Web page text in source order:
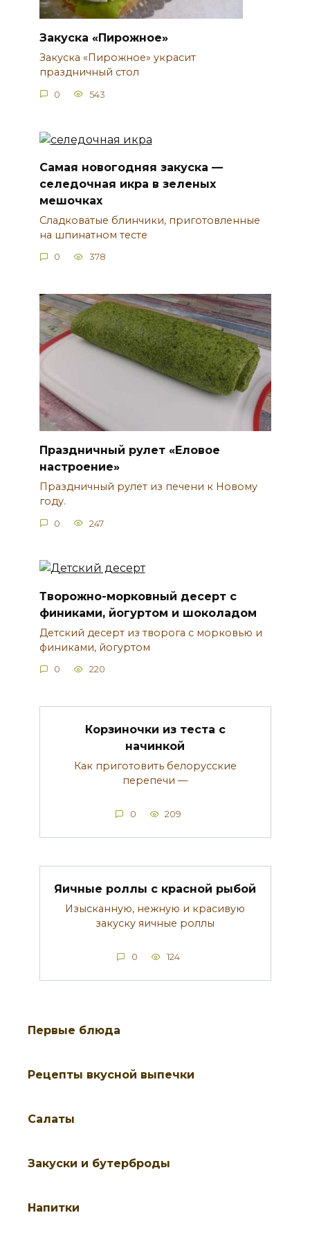
Закуска «Пирожное»
Закуска «Пирожное» украсит
праздничный стол
0 543
Самая новогодняя закуска —
селедочная икра в зеленых
мешочках
Сладковатые блинчики, приготовленные
на шпинатном тесте
0 378
Праздничный рулет «Еловое
настроение»
Праздничный рулет из печени к Новому
году.
0 247
Творожно-морковный десерт с
финиками, йогуртом и шоколадом
Детский десерт из творога с морковью и
финиками, йогуртом
0 220
Корзиночки из теста с
начинкой
Как приготовить белорусские
перепечи —
0 209
Яичные роллы с красной рыбой
Изысканную, нежную и красивую
закуску яичные роллы
0 124
Первые блюда
Рецепты вкусной выпечки
Салаты
Закуски и бутерброды
Напитки